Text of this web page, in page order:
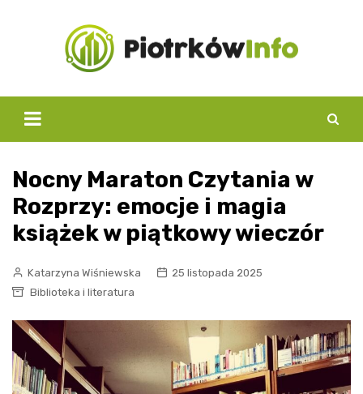
Nocny Maraton Czytania w
Rozprzy: emocje i magia
książek w piątkowy wieczór
Katarzyna Wiśniewska
25 listopada 2025
Biblioteka i literatura